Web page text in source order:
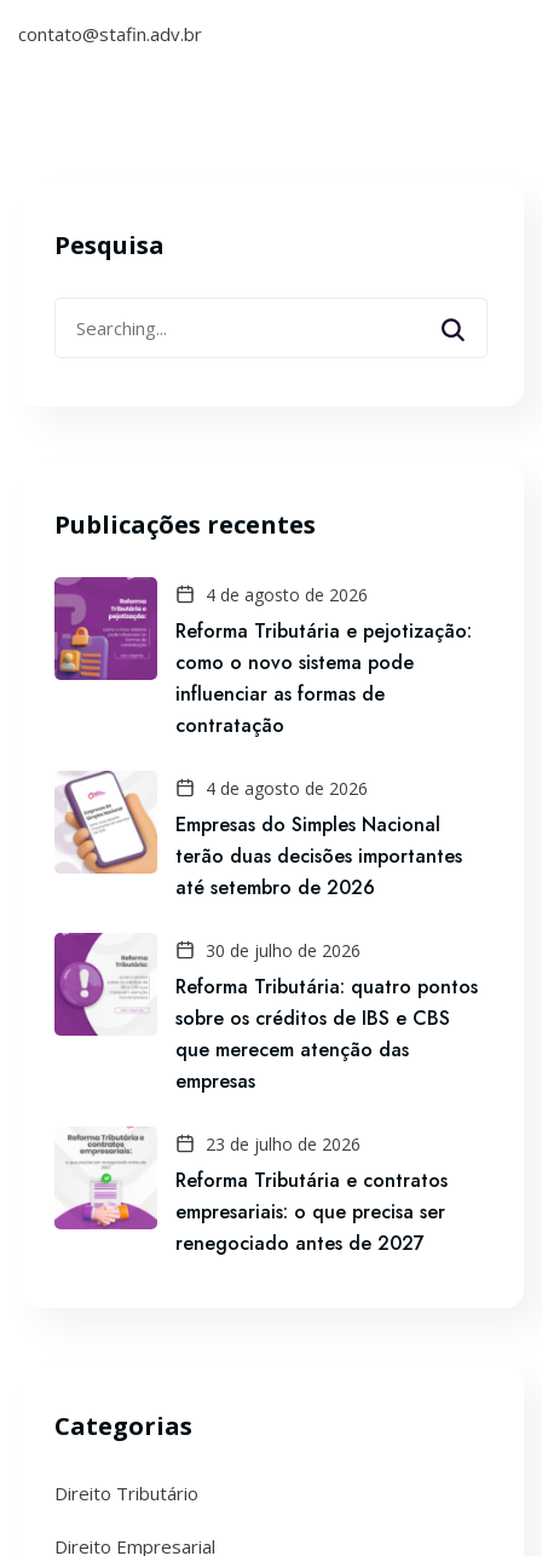
contato@stafin.adv.br
Pesquisa
for:
Publicações recentes
4 de agosto de 2026
Reforma Tributária e pejotização:
como o novo sistema pode
influenciar as formas de
contratação
4 de agosto de 2026
Empresas do Simples Nacional
terão duas decisões importantes
até setembro de 2026
30 de julho de 2026
Reforma Tributária: quatro pontos
sobre os créditos de IBS e CBS
que merecem atenção das
empresas
23 de julho de 2026
Reforma Tributária e contratos
empresariais: o que precisa ser
renegociado antes de 2027
Categorias
Direito Tributário
Direito Empresarial